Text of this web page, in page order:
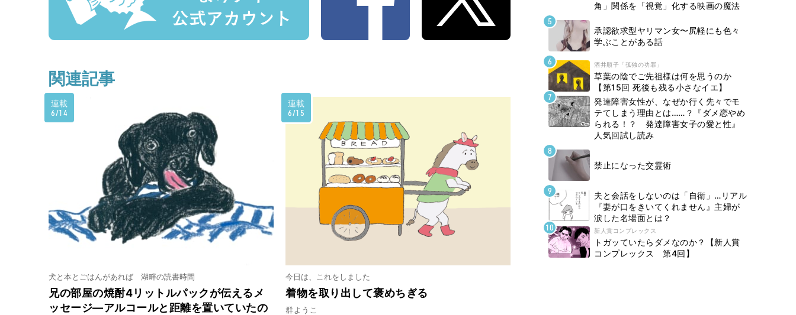
関連記事
連載
6/14
犬と本とごはんがあれば 湖畔の読書時間
兄の部屋の焼酎4リットルパックが伝えるメ
ッセージ―アルコールと距離を置いていたの
連載
6/15
今日は、これをしました
着物を取り出して褒めちぎる
群ようこ
角」関係を「視覚」化する映画の魔法
承認欲求型ヤリマン女〜尻軽にも色々
学ぶことがある話
酒井順子「孤独の功罪」
草葉の陰でご先祖様は何を思うのか
【第15回 死後も残る小さなイエ】
発達障害女性が、なぜか行く先々でモ
テてしまう理由とは……？『ダメ恋やめ
られる！？ 発達障害女子の愛と性』
人気回試し読み
禁止になった交霊術
夫と会話をしないのは「自衛」…リアル
『妻が口をきいてくれません』主婦が
涙した名場面とは？
新人賞コンプレックス
トガッていたらダメなのか？【新人賞
コンプレックス 第4回】